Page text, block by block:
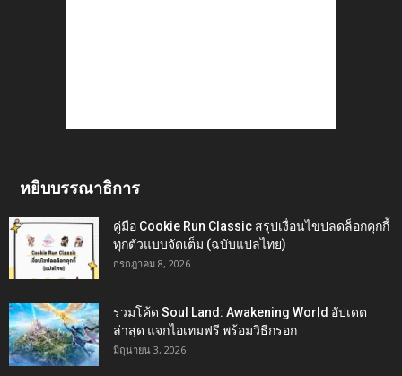
หยิบบรรณาธิการ
คู่มือ Cookie Run Classic สรุปเงื่อนไขปลดล็อกคุกกี้
ทุกตัวแบบจัดเต็ม (ฉบับแปลไทย)
กรกฎาคม 8, 2026
รวมโค้ด Soul Land: Awakening World อัปเดต
ล่าสุด แจกไอเทมฟรี พร้อมวิธีกรอก
มิถุนายน 3, 2026